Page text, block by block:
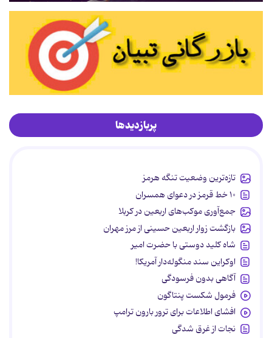
پربازدیدها
تازه‌ترین وضعیت تنگه هرمز
۱۰ خط قرمز در دعوای همسران
جمع‌آوری موکب‌های اربعین در کربلا
بازگشت زوار اربعین حسینی از مرز مهران
شاه کلید دوستی با حضرت امیر
اوکراین سند منگوله‌دار آمریکا!
آگاهی بدون فرسودگی
فرمول شکست پنتاگون
افشای اطلاعات برای ترور بارون ترامپ
نجات از غرق شدگی